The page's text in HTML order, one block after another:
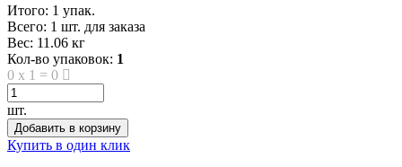
Итого: 1 упак.
Всего: 1 шт. для заказа
Вес: 11.06 кг
Кол-во упаковок: 1
0 x 1 = 0
шт.
Добавить в корзину
Купить в один клик